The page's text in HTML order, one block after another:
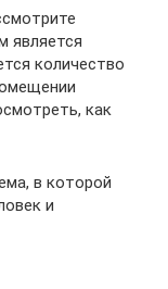
является
количество
как
в которой
и